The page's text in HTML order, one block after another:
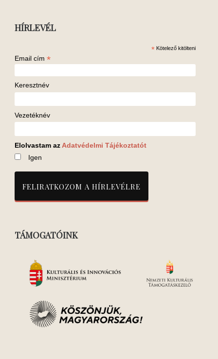
HÍRLEVÉL
* Kötelező kitölteni
Email cím *
Keresztnév
Vezetéknév
Elolvastam azAdatvédelmi Tájékoztatót
Igen
TÁMOGATÓINK